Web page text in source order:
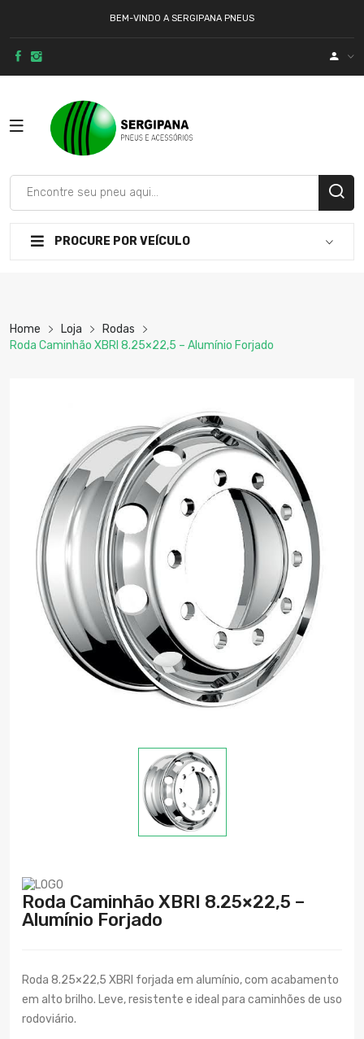
BEM-VINDO A SERGIPANA PNEUS
PROCURE POR VEÍCULO
Home Loja
Rodas
Roda Caminhão XBRI 8.25×22,5 – Alumínio Forjado
Roda Caminhão XBRI 8.25×22,5 –
Alumínio Forjado
Roda 8.25×22,5 XBRI forjada em alumínio, com acabamento
em alto brilho. Leve, resistente e ideal para caminhões de uso
rodoviário.